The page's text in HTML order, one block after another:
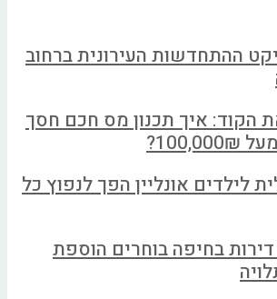
ההתחדשות העירונית ברחוב
הקוד: איך תכנון מס חכם חסך
לילדים אונליין הפך לנפוץ כל
דירות בחיפה בוחרים הוספת